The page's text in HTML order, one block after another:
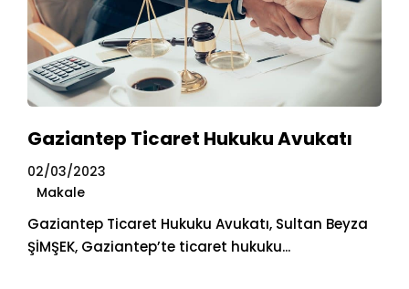
Gaziantep Ticaret Hukuku Avukatı
02/03/2023
Makale
Gaziantep Ticaret Hukuku Avukatı, Sultan Beyza
ŞİMŞEK, Gaziantep’te ticaret hukuku...